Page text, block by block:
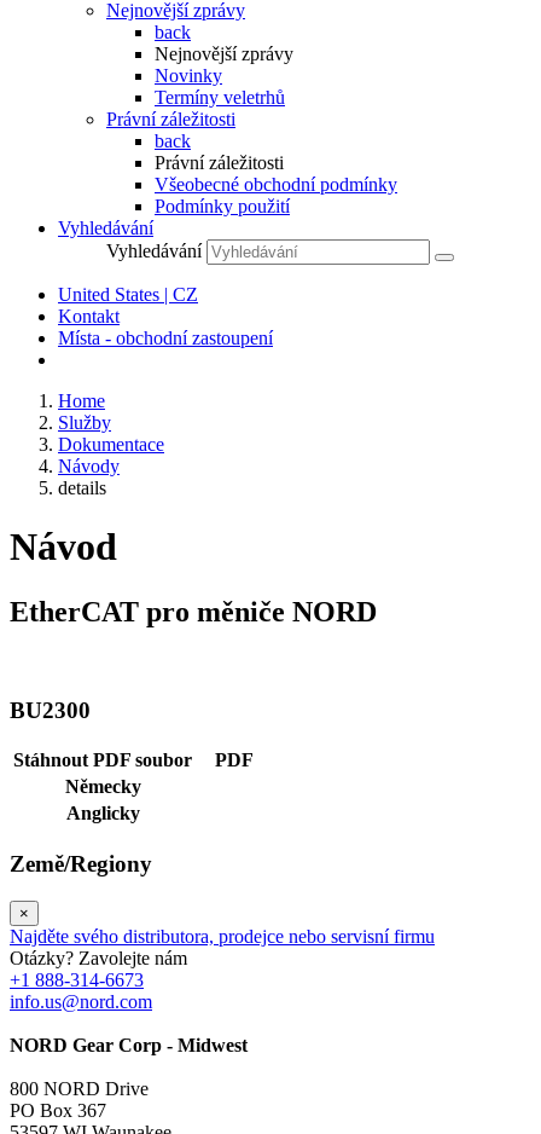
Nejnovější zprávy
back
Nejnovější zprávy
Novinky
Termíny veletrhů
Právní záležitosti
back
Právní záležitosti
Všeobecné obchodní podmínky
Podmínky použití
Vyhledávání
Vyhledávání
United States | CZ
Kontakt
Místa - obchodní zastoupení
Home
Služby
Dokumentace
Návody
details
Návod
EtherCAT pro měniče NORD
BU2300
Stáhnout PDF soubor
PDF
Německy
Anglicky
Země/Regiony
×
Najděte svého distributora, prodejce nebo servisní firmu
Otázky? Zavolejte nám
+1 888-314-6673
info.us@nord.com
NORD Gear Corp - Midwest
800 NORD Drive
PO Box 367